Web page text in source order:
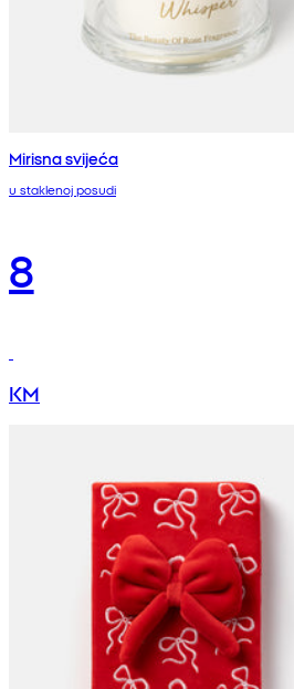
Mirisna svijeća
u staklenoj posudi
8
KM